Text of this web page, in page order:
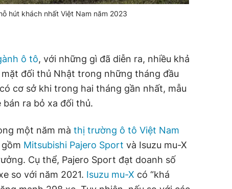
hút khách nhất Việt Nam năm 2023
ô tô, với những gì đã diễn ra, nhiều khả
đối thủ Nhật trong những tháng đầu
cơ sở khi trong hai tháng gần nhất, mẫu
bán ra bỏ xa đối thủ.
một năm mà thị trường ô tô Việt Nam
Mitsubishi Pajero Sport và Isuzu mu-X
Cụ thể, Pajero Sport đạt doanh số
so với năm 2021. Isuzu mu-X có “khá